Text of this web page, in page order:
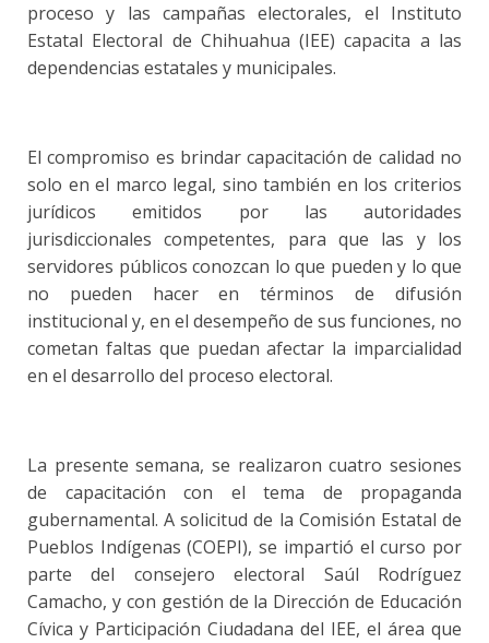
proceso y las campañas electorales, el Instituto
Estatal Electoral de Chihuahua (IEE) capacita a las
dependencias estatales y municipales.
El compromiso es brindar capacitación de calidad no
solo en el marco legal, sino también en los criterios
jurídicos emitidos por las autoridades
jurisdiccionales competentes, para que las y los
servidores públicos conozcan lo que pueden y lo que
no pueden hacer en términos de difusión
institucional y, en el desempeño de sus funciones, no
cometan faltas que puedan afectar la imparcialidad
en el desarrollo del proceso electoral.
La presente semana, se realizaron cuatro sesiones
de capacitación con el tema de propaganda
gubernamental. A solicitud de la Comisión Estatal de
Pueblos Indígenas (COEPI), se impartió el curso por
parte del consejero electoral Saúl Rodríguez
Camacho, y con gestión de la Dirección de Educación
Cívica y Participación Ciudadana del IEE, el área que